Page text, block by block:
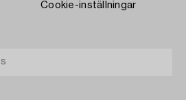
Cookie-inställningar